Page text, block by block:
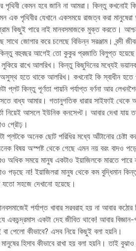
পৃথিবী কেমন হবে জানি না আমরা। কিন্তু কখনোই কি
এক পৃথিবীর যেখানে একসময়ে রাজত্ব করা
কিছুই পারে নাই মানবসমাজকে মুক্ত করতে।
সাথে জোগার করে চলেছে বিভিন্ন সরঞ্জাম।
বহুবছর আগেই তো কুকুর প্রজাতি বিলুপ্ত হয়েছে
লুকিয়ে রাখে আলরিখ। কিন্তু কিছুদিনের মধ্যেই
হতে থাকে আলরিখ। কখনোই কি স্বাধীন হতে
প্লট কিন্তু পূর্ণতা পায়নি পর্যাপ্ত বর্ণনা আর
বাধ্য আমার। গতানুগতিক ধারার সাইফাই থেকে
নিয়েই আসলে ইউনিক কনসেপ্ট। আবার দেখা যায়
প্রৌঢ়।
প্লটকে অনেক ছোট পরিধির মধ্যে আঁটানোর
বিষয় অস্পষ্ট থেকে গেছে এমন নয় বরং বাদও
অধিক সময়ে মানুষ একটাও ইয়াজিলকে মারতে
পড়ছে না! ইয়াজিলরা মানুষ থেকে কম বুদ্ধিমান
যতো সহজে দেখানো হয়েছে।
পর্যাপ্ত খাবার সরবরাহ হয় না আবার
একচন্দ্রমাস একটা দেহ জীবিত থাকে! আবার
বা পেলো কীভাবে? এসব নিয়ে কিছুই বলা হয়নি।
হিসাব কীভাবে রাখা হয় বলা হয়নি। তাই